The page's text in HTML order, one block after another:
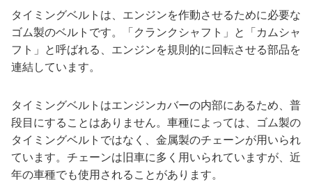
タイミングベルトは、エンジンを作動させるために必要な
ゴム製のベルトです。「クランクシャフト」と「カムシャ
フト」と呼ばれる、エンジンを規則的に回転させる部品を
連結しています。
タイミングベルトはエンジンカバーの内部にあるため、普
段目にすることはありません。車種によっては、ゴム製の
タイミングベルトではなく、金属製のチェーンが用いられ
ています。チェーンは旧車に多く用いられていますが、近
年の車種でも使用されることがあります。